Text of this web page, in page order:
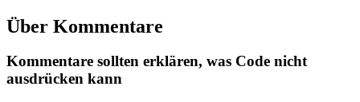
Über Kommentare
Kommentare sollten erklären, was Code nicht
ausdrücken kann